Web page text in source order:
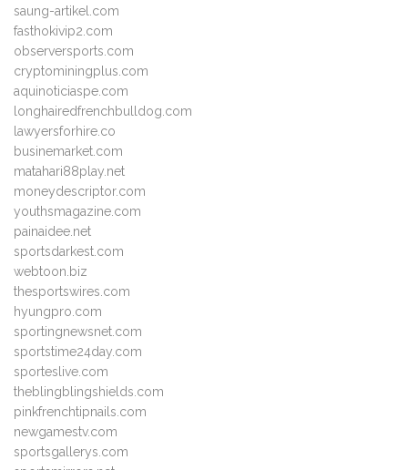
saung-artikel.com
fasthokivip2.com
observersports.com
cryptominingplus.com
aquinoticiaspe.com
longhairedfrenchbulldog.com
lawyersforhire.co
businemarket.com
matahari88play.net
moneydescriptor.com
youthsmagazine.com
painaidee.net
sportsdarkest.com
webtoon.biz
thesportswires.com
hyungpro.com
sportingnewsnet.com
sportstime24day.com
sporteslive.com
theblingblingshields.com
pinkfrenchtipnails.com
newgamestv.com
sportsgallerys.com